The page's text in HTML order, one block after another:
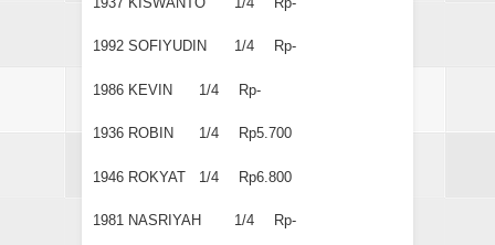
1992 SOFIYUDIN 1/4 Rp-
1986 KEVIN 1/4 Rp-
1936 ROBIN 1/4 Rp5.700
1946 ROKYAT 1/4 Rp6.800
1981 NASRIYAH 1/4 Rp-